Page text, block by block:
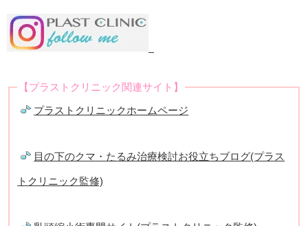
【プラストクリニック関連サイト】
プラストクリニックホームページ
目の下のクマ・たるみ治療検討お役立ちブログ(プラス
トクリニック監修)